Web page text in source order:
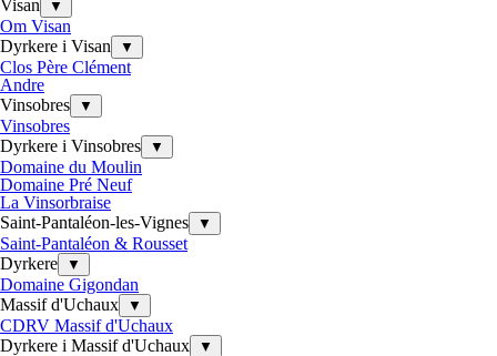
Visan ▼
Om Visan
Dyrkere i Visan
▼
Clos Père Clément
Andre
Vinsobres
▼
Vinsobres
Dyrkere i Vinsobres
▼
Domaine du Moulin
Domaine Pré Neuf
La Vinsorbraise
Saint-Pantaléon-les-Vignes
▼
Saint-Pantaléon & Rousset
Dyrkere
▼
Domaine Gigondan
Massif d'Uchaux
▼
CDRV Massif d'Uchaux
Dyrkere i Massif d'Uchaux
▼